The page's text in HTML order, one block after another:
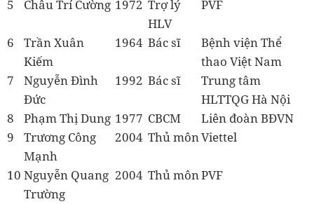
5 Châu Trí Cường 1972 Trợ lý
HLV
PVF
6
Trần Xuân
Kiếm
1964 Bác sĩ
Bệnh viện Thể
thao Việt Nam
7
Nguyễn Đình
Đức
1992 Bác sĩ
Trung tâm
HLTTQG Hà Nội
8
Phạm Thị Dung 1977 CBCM
Liên đoàn BĐVN
9
Trương Công
Mạnh
2004 Thủ mônViettel
10 Nguyễn Quang
Trường
2004 Thủ mônPVF